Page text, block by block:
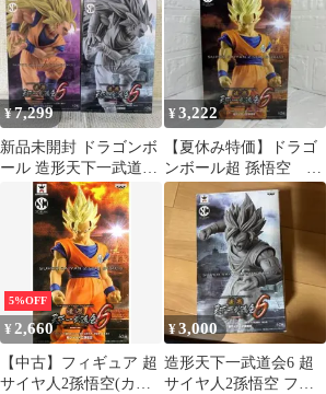
¥7,299
新品未開封 ドラゴンボ
ール 造形天下一武道会
6 超サイヤ人3孫悟空 2
種セット
¥3,222
【夏休み特価】ドラゴ
ンボール超 孫悟空 ス
ーパーサイヤ人2 造形
天下一武道会
5%OFF
¥ 2,660
【中古】フィギュア 超
サイヤ人2孫悟空(カラ
¥3,000
造形天下一武道会6 超
サイヤ人2孫悟空 フィ